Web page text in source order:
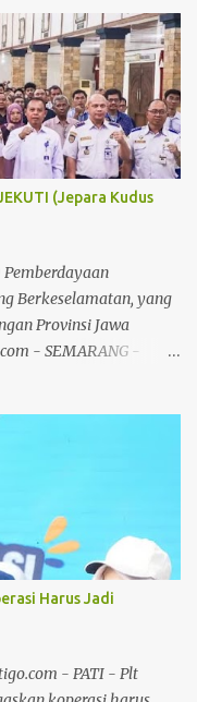
Fatkhur Rahman
Wali Murid di
menilai, larangan
langkah konkret
mengajar tidak
menjual buku LKS,
dengan
siswa. Jangan hanya
kata Fatkhur
Ajak Masyarakat
Memas...
(Jepara Kudus
Berkeselamatan, yang
Provinsi Jawa
- SEMARANG -
memiliki kaitan
Perluasan Angkutan
koridor Gelang
Kabupaten Magelang,
pada 2027. Setelah
akan dioperasikan
beroperasi di tujuh
Adapun tujuh koridor
(WP), yaitu
Kota Semarang,
R...
Harus Jadi
- PATI - Plt